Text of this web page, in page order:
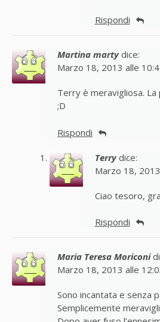
Rispondi
Martina marty dice:
Marzo 18, 2013 alle
Terry è meravigliosa.
;D
Rispondi
Terry dice:
Marzo 18,
Ciao tesoro,
Rispondi
Maria Teresa Moriconi
Marzo 18, 2013 alle
Sono incantata e senza
Semplicemente